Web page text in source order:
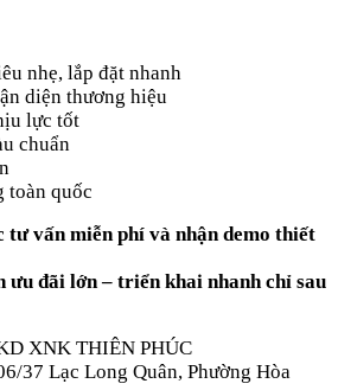
nhẹ, lắp đặt nhanh
diện thương hiệu
lực tốt
chuẩn
toàn quốc
tư vấn miễn phí và nhận demo thiết
ưu đãi lớn – triển khai nhanh chỉ sau
XNK THIÊN PHÚC
37 Lạc Long Quân, Phường Hòa